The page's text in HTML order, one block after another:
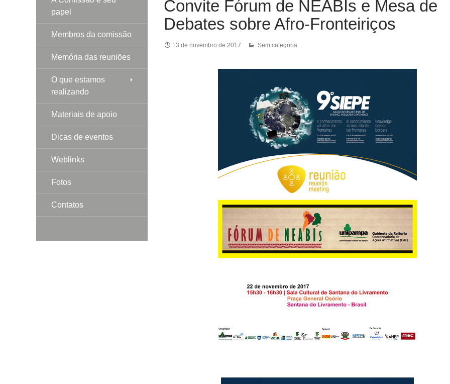
Convite Fórum de NEABIs e Mesa de
Debates sobre Afro-Fronteiriços
13 de novembro de 2017 Sem categoria
papel
Membros da comissão
Memória das reuniões
O que estamos
realizando
Materiais de apoio
Dicas de eventos
Weblinks
Fotos
Contatos